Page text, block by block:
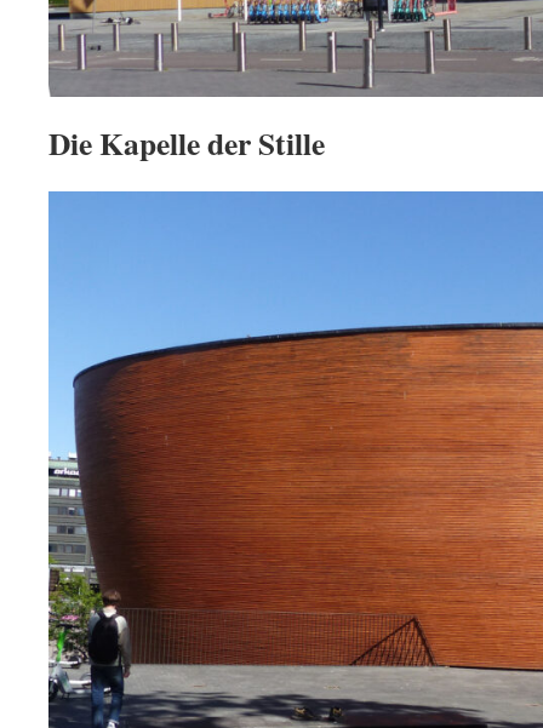
Die Kapelle der Stille